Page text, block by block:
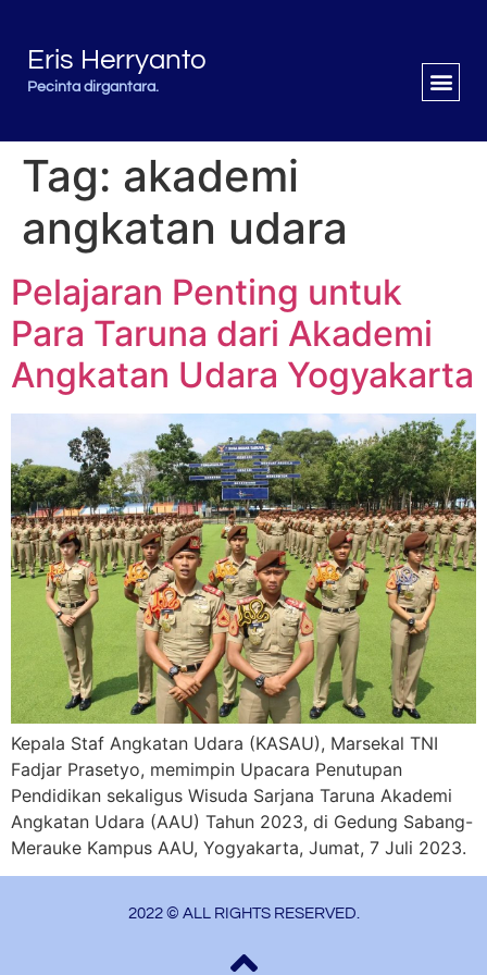
Eris Herryanto
Pecinta dirgantara.
Tag: akademi
angkatan udara
Pelajaran Penting untuk
Para Taruna dari Akademi
Angkatan Udara Yogyakarta
Kepala Staf Angkatan Udara (KASAU), Marsekal TNI
Fadjar Prasetyo, memimpin Upacara Penutupan
Pendidikan sekaligus Wisuda Sarjana Taruna Akademi
Angkatan Udara (AAU) Tahun 2023, di Gedung Sabang-
Merauke Kampus AAU, Yogyakarta, Jumat, 7 Juli 2023.
2022 © ALL RIGHTS RESERVED.